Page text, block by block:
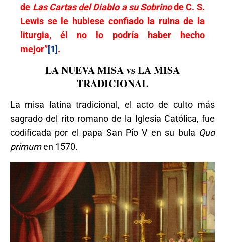
de Las Cartas del Diablo a su Sobrinode C. S.
Lewis se le hubiese confiado la ruina de la
liturgia, él no lo podría haber hecho
mejor”[1].
LA NUEVA MISA vs LA MISA
TRADICIONAL
La misa latina tradicional, el acto de culto más
sagrado del rito romano de la Iglesia Católica, fue
codificada por el papa San Pío V en su bula Quo
primumen 1570.